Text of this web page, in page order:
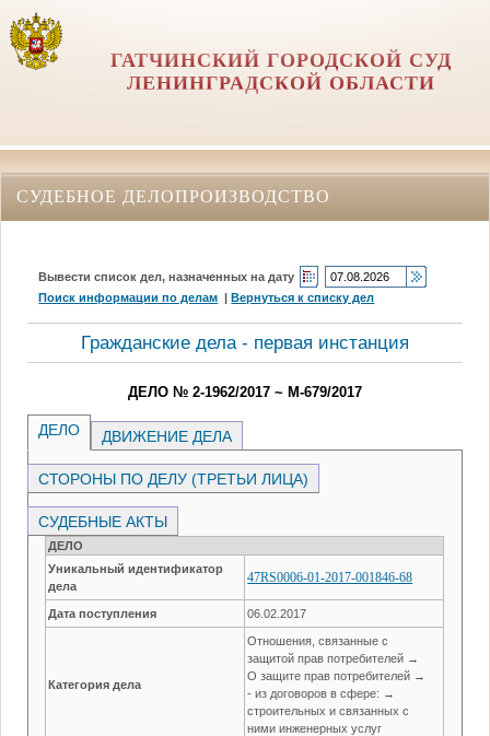
ГАТЧИНСКИЙ ГОРОДСКОЙ СУД
ЛЕНИНГРАДСКОЙ ОБЛАСТИ
СУДЕБНОЕ ДЕЛОПРОИЗВОДСТВО
Вывести список дел, назначенных на дату
Поиск информации по делам |Вернуться к списку дел
Гражданские дела - первая инстанция
ДЕЛО № 2-1962/2017 ~ М-679/2017
ДЕЛО ДВИЖЕНИЕ ДЕЛА
СТОРОНЫ ПО ДЕЛУ (ТРЕТЬИ ЛИЦА)
СУДЕБНЫЕ АКТЫ
ДЕЛО
Уникальный идентификатор
дела
47RS0006-01-2017-001846-68
Дата поступления 06.02.2017
Категория дела
Отношения, связанные с
защитой прав потребителей →
О защите прав потребителей →
- из договоров в сфере: →
строительных и связанных с
ними инженерных услуг